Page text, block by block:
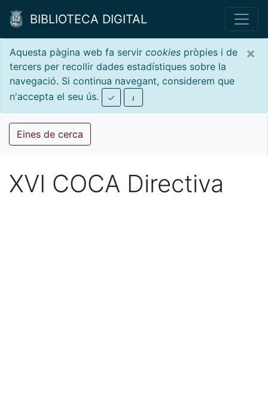
BIBLIOTECA DIGITAL
×
Aquesta pàgina web fa servir cookies pròpies i de
tercers per recollir dades estadístiques sobre la
navegació. Si continua navegant, considerem que
n'accepta el seu ús.
Eines de cerca
XVI COCA Directiva